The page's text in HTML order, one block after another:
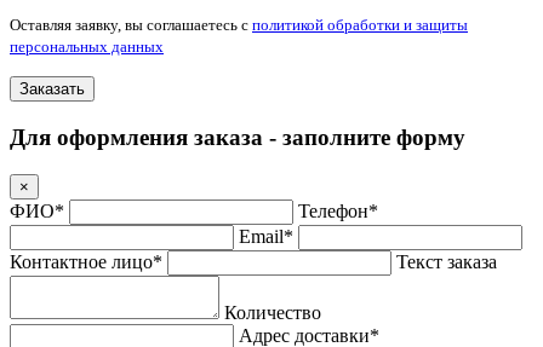
Оставляя заявку, вы соглашаетесь с политикой обработки и защиты
персональных данных
Заказать
Для оформления заказа - заполните форму
×
ФИО*
Телефон*
Email*
Контактное лицо*
Текст заказа
Количество
Адрес доставки*